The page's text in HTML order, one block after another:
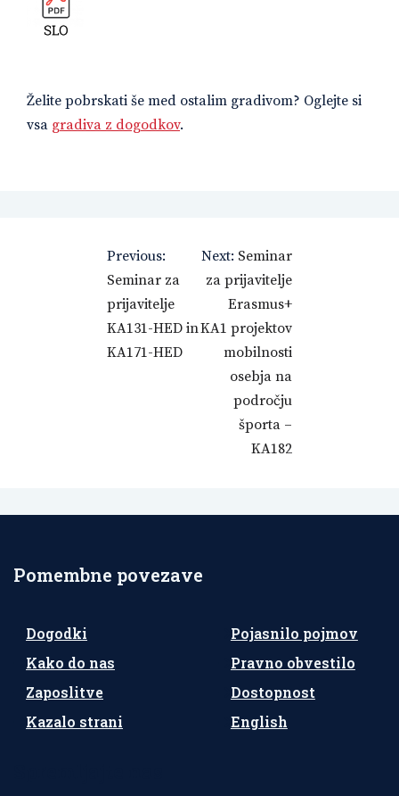
Želite pobrskati še med ostalim gradivom? Oglejte si
vsa gradiva z dogodkov.
Navigacija
prispevka
Previous:
Seminar za
prijavitelje
KA131-HED in
KA171-HED
Next: Seminar
za prijavitelje
Erasmus+
KA1 projektov
mobilnosti
osebja na
področju
športa –
KA182
Pomembne povezave
Dogodki
Kako do nas
Zaposlitve
Kazalo strani
Pojasnilo pojmov
Pravno obvestilo
Dostopnost
English